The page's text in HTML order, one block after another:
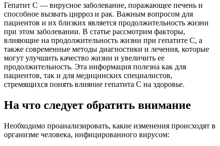
Гепатит С — вирусное заболевание, поражающее печень и
способное вызвать цирроз и рак. Важным вопросом для
пациентов и их близких является продолжительность жизни
при этом заболевании. В статье рассмотрим факторы,
влияющие на продолжительность жизни при гепатите С, а
также современные методы диагностики и лечения, которые
могут улучшить качество жизни и увеличить ее
продолжительность. Эта информация полезна как для
пациентов, так и для медицинских специалистов,
стремящихся понять влияние гепатита С на здоровье.
На что следует обратить внимание
Необходимо проанализировать, какие изменения происходят в
организме человека, инфицированного вирусом: